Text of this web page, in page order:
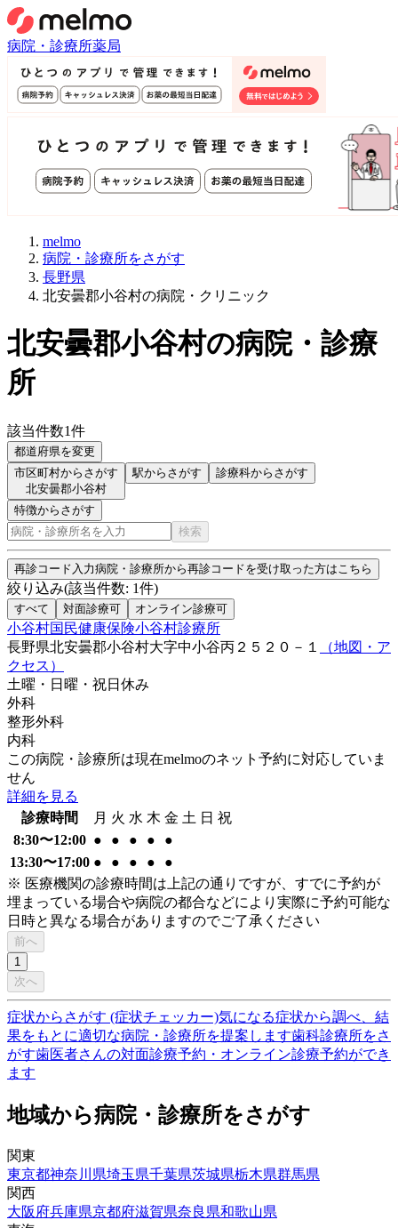
病院・診療所薬局
melmo
病院・診療所をさがす
長野県
北安曇郡小谷村の病院・クリニック
北安曇郡小谷村の病院・診療
所
該当件数1件
都道府県を変更
市区町村からさがす
北安曇郡小谷村
駅からさがす 診療科からさがす
特徴からさがす
検索
再診コード入力病院・診療所から再診コードを受け取った方はこちら
絞り込み(該当件数: 1件)
すべて 対面診療可 オンライン診療可
小谷村国民健康保険小谷村診療所
長野県北安曇郡小谷村大字中小谷丙２５２０－１
（地図・ア
クセス）
土曜・日曜・祝日 休み
外科
整形外科
内科
この病院・診療所は現在melmoのネット予約に対応していま
せん
詳細を見る
診療時間
月 火 水 木 金 土 日 祝
8:30〜12:00 ● ● ● ●
●
13:30〜17:00 ● ● ● ●
●
※ 医療機関の診療時間は上記の通りですが、すでに予約が
埋まっている場合や病院の都合などにより実際に予約可能な
日時と異なる場合がありますのでご了承ください
前へ
1
次へ
症状からさがす (症状チェッカー)気になる症状から調べ、結
果をもとに適切な病院・診療所を提案します歯科診療所をさ
がす歯医者さんの対面診療予約・オンライン診療予約ができ
ます
地域から病院・診療所をさがす
関東
東京都神奈川県埼玉県千葉県茨城県栃木県群馬県
関西
大阪府兵庫県京都府滋賀県奈良県和歌山県